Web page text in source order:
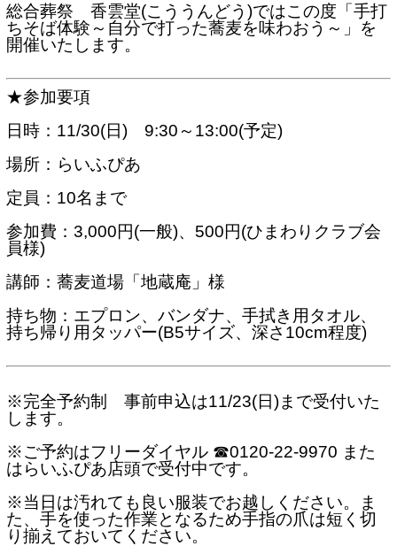
総合葬祭 香雲堂(こううんどう)ではこの度「手打
ちそば体験～自分で打った蕎麦を味わおう～」を
開催いたします。
★参加要項
日時：11/30(日) 9:30～13:00(予定)
場所：らいふぴあ
定員：10名まで
参加費：3,000円(一般)、500円(ひまわりクラブ会
員様)
講師：蕎麦道場「地蔵庵」様
持ち物：エプロン、バンダナ、手拭き用タオル、
持ち帰り用タッパー(B5サイズ、深さ10cm程度)
※完全予約制 事前申込は11/23(日)まで受付いた
します。
※ご予約はフリーダイヤル ☎0120-22-9970 また
はらいふぴあ店頭で受付中です。
※当日は汚れても良い服装でお越しください。ま
た、手を使った作業となるため手指の爪は短く切
り揃えておいてください。